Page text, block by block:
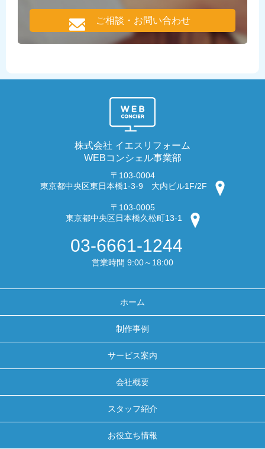
ご相談・お問い合わせ
株式会社 イエスリフォーム
WEBコンシェル事業部
〒103-0004
東京都中央区東日本橋1-3-9 大内ビル1F/2F
〒103-0005
東京都中央区日本橋久松町13-1
03-6661-1244
営業時間 9:00～18:00
ホーム
制作事例
サービス案内
会社概要
スタッフ紹介
お役立ち情報